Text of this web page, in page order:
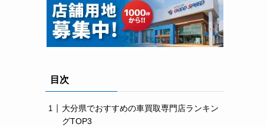
目次
大分県でおすすめの車買取専門店ランキン
グTOP3